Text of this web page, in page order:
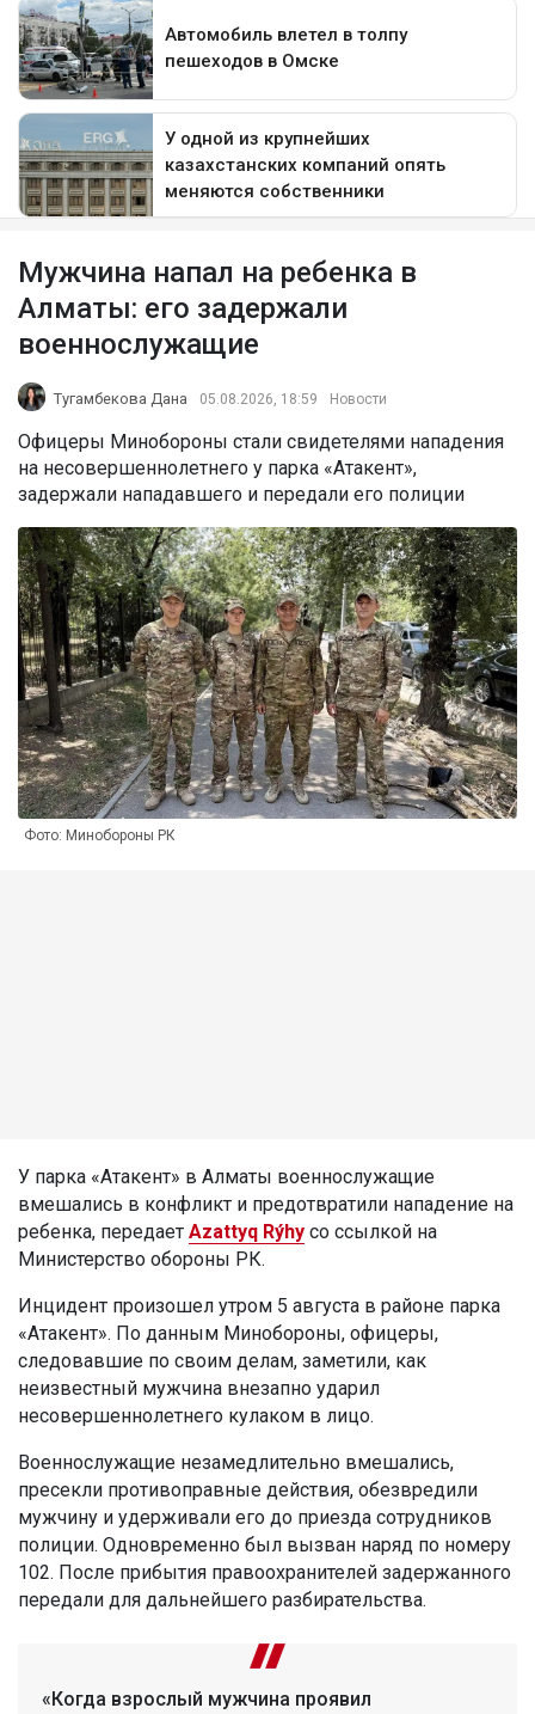
Мужчина напал на ребенка в
Алматы: его задержали
военнослужащие
Тугамбекова Дана 05.08.2026, 18:59 Новости
Офицеры Минобороны стали свидетелями нападения
на несовершеннолетнего у парка «Атакент»,
задержали нападавшего и передали его полиции
Фото: Минобороны РК
У парка «Атакент» в Алматы военнослужащие
вмешались в конфликт и предотвратили нападение на
ребенка, передает Azattyq Rýhy со ссылкой на
Министерство обороны РК.
Инцидент произошел утром 5 августа в районе парка
«Атакент». По данным Минобороны, офицеры,
следовавшие по своим делам, заметили, как
неизвестный мужчина внезапно ударил
несовершеннолетнего кулаком в лицо.
Военнослужащие незамедлительно вмешались,
пресекли противоправные действия, обезвредили
мужчину и удерживали его до приезда сотрудников
полиции. Одновременно был вызван наряд по номеру
102. После прибытия правоохранителей задержанного
передали для дальнейшего разбирательства.
«Когда взрослый мужчина проявил